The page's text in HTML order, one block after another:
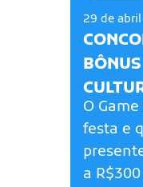
29 de
O
festa e
a